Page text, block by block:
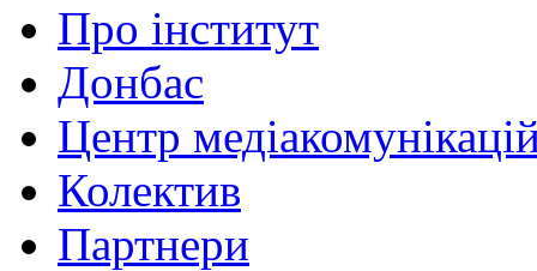
Про інститут
Донбас
Центр
Колектив
Партнери